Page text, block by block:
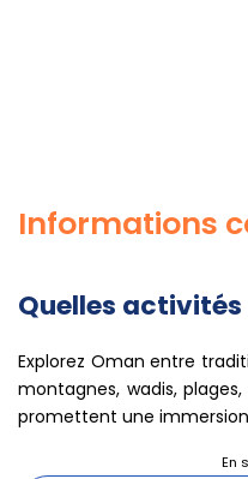
Informations
Quelles
Explorez Oman entre
montagnes, wadis,
promettent une